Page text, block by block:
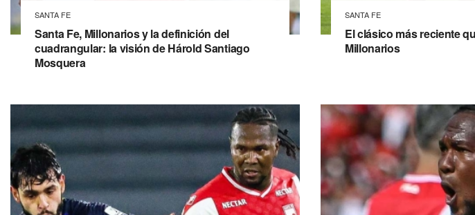
SANTA FE
Santa Fe, Millonarios y la definición del
cuadrangular: la visión de Hárold Santiago
Mosquera
SANTA FE
El clásico más reciente
Millonarios